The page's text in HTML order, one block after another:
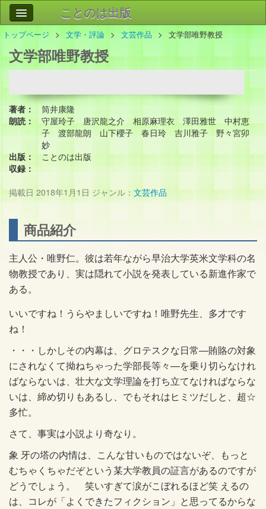
ことのは出版
作品
事業案内
会社情報
検索
トップページ 文学・評論 文芸作品 文学部唯野教授
文学部唯野教授
著者：
筒井康隆
朗読：
守屋玲子 唐沢龍之介 相原麻理衣 澤田雅世 中村恵
子 渡部龍朗 山下櫻子 春日玲 吉川雅子 野々宮卯
妙
出版：
ことのは出版
収録：
掲載日 2018年1月1日 ジャンル： 文芸作品
商品紹介
主人公・唯野仁。彼は若年ながら早治大学英米文学科の名
物教授であり、実は隠れて小説を発表している新進作家で
ある。
いいですね！うらやましいですね！唯野先生、多才です
ね！
・・・しかしその内幕は、グロテスクな日常—賄賂の対象
にされなくて拗ねちゃった学部長等々—を乗り切らなけれ
ばならないは、壮大な文学理論を打ち立てなければならな
いは、締め切りもあるし、でもそれはヒミツだしと、超☆
多忙。
さて、事実は小説より奇なり。
象 牙の塔の内情は、こんな甘いものではないぞ、もっと
むちゃくちゃだぞという某大学教員の証言があるのですが
どうでしょう。 笑いすぎて涙がこぼれるほど笑 えるの
は、コレが「よくできたフィクション」と思ってるからな